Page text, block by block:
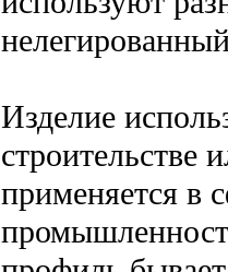
Изделие
строительстве
применяется в